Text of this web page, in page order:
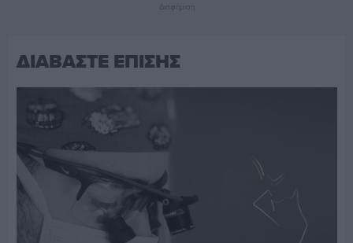
Διαφήμιση
ΔΙΑΒΑΣΤΕ ΕΠΙΣΗΣ